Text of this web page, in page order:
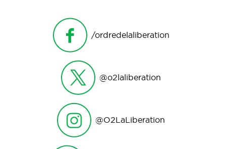
/ordredelaliberation
@o2laliberation
@O2LaLiberation